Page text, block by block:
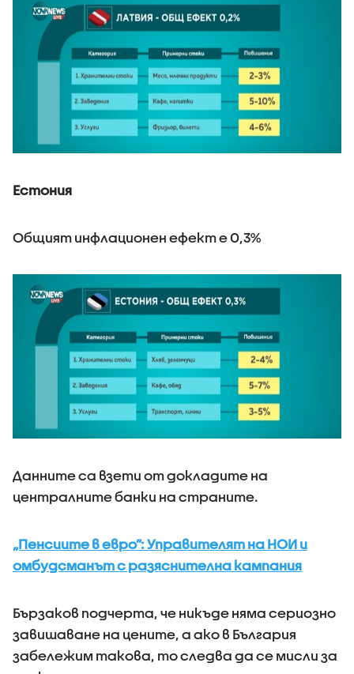
Естония
Общият инфлационен ефект е 0,3%
Данните са взети от докладите на
централните банки на страните.
„Пенсиите в евро”: Управителят на НОИ и
омбудсманът с разяснителна кампания
Бързаков подчерта, че никъде няма сериозно
завишаване на цените, а ако в България
забележим такова, то следва да се мисли за